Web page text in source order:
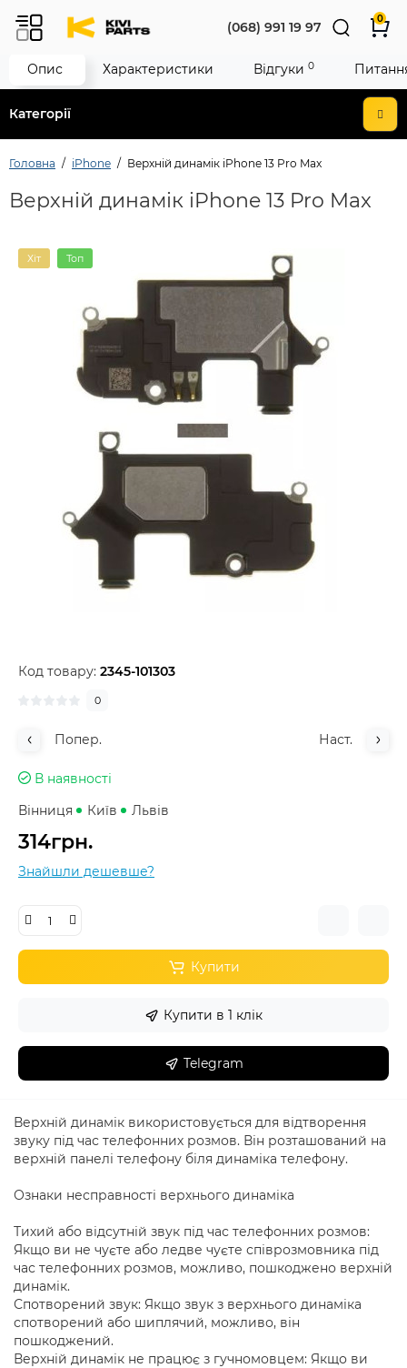
Категорії
(068) 991 19 97
0
Головна iPhone Верхній динамік iPhone 13 Pro Max
Верхній динамік iPhone 13 Pro Max
Хіт Топ
Код товару: 2345-101303
0
Попер. Наст.
В наявності
Вінниця
Київ Львів
314грн.
Знайшли дешевше?
Купити
Купити в 1 клік
Telegram
Опис Характеристики Відгуки 0
Верхній динамік використовується для відтворення
звуку під час телефонних розмов. Він розташований на
верхній панелі телефону біля динаміка телефону.
Ознаки несправності верхнього динаміка
Тихий або відсутній звук під час телефонних розмов:
Якщо ви не чуєте або ледве чуєте співрозмовника під
час телефонних розмов, можливо, пошкоджено верхній
динамік.
Спотворений звук: Якщо звук з верхнього динаміка
спотворений або шиплячий, можливо, він
пошкоджений.
Верхній динамік не працює з гучномовцем: Якщо ви